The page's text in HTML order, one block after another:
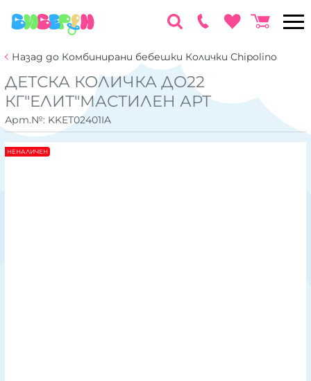
Назад до Комбинирани бебешки Колички Chipolino
ДЕТСКА КОЛИЧКА ДО22
КГ"ЕЛИТ"МАСТИЛЕН АРТ
Арт.№: KKET02401IA
НЕНАЛИЧЕН